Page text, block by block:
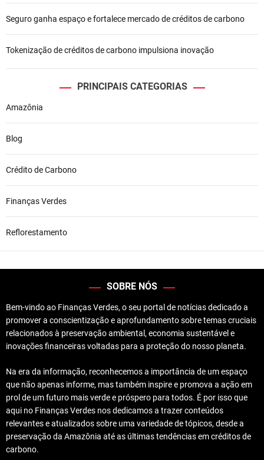
t
Seguro ganha espaço e fortalece mercado de créditos de carbono
Tokenização de créditos de carbono impulsiona inovação
PRINCIPAIS CATEGORIAS
Amazônia
Blog
Crédito de Carbono
Finanças Verdes
Reflorestamento
SOBRE NÓS
Bem-vindo ao Finanças Verdes, o seu portal de notícias dedicado a
promover a conscientização e aprofundamento sobre temas cruciais
relacionados à preservação ambiental, economia sustentável e
inovações financeiras voltadas para a proteção do nosso planeta.
Na era da informação, reconhecemos a importância de um espaço
que não apenas informe, mas também inspire e promova a ação em
prol de um futuro mais verde e próspero para todos. É por isso que
aqui no Finanças Verdes nos dedicamos a trazer conteúdos
relevantes e atualizados sobre uma variedade de tópicos, desde a
preservação da Amazônia até as últimas tendências em créditos de
carbono.